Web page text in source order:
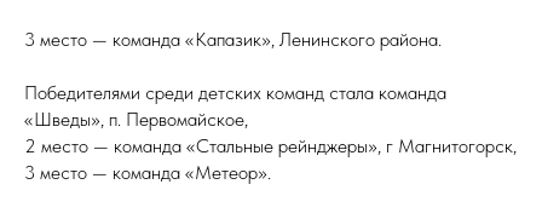
3 место — команда «Капазик», Ленинского района.
Победителями среди детских команд стала команда
«Шведы», п. Первомайское,
2 место — команда «Стальные рейнджеры», г Магнитогорск,
3 место — команда «Метеор».